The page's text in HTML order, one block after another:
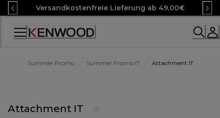
Skip
to
Content
Versandkostenfreie Lieferung ab 49,00€
Accessibility
Summer Promo Summer Promo IT Attachment IT
Attachment IT